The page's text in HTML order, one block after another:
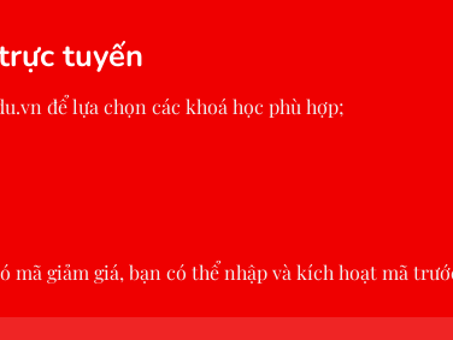
tuyến
để lựa chọn các khoá học phù hợp;
mã giảm giá, bạn có thể nhập và kích hoạt mã